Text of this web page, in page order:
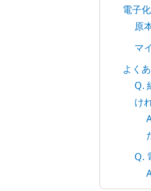
電子
原
マ
よく
Q.
け
Q.